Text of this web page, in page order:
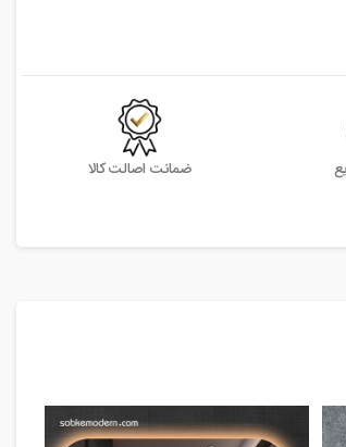
ضمانت اصالت کالا